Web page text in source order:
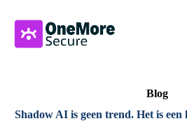
Blog
Shadow AI is geen trend. Het is